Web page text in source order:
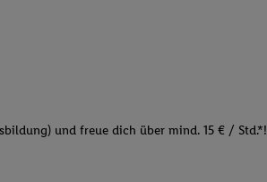
und freue dich über mind. 15 € / Std.*!